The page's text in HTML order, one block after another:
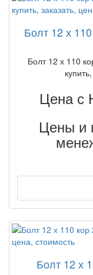
Болт 12 х
Болт 12 х 110
Цена с
Цены и
Болт 12 х